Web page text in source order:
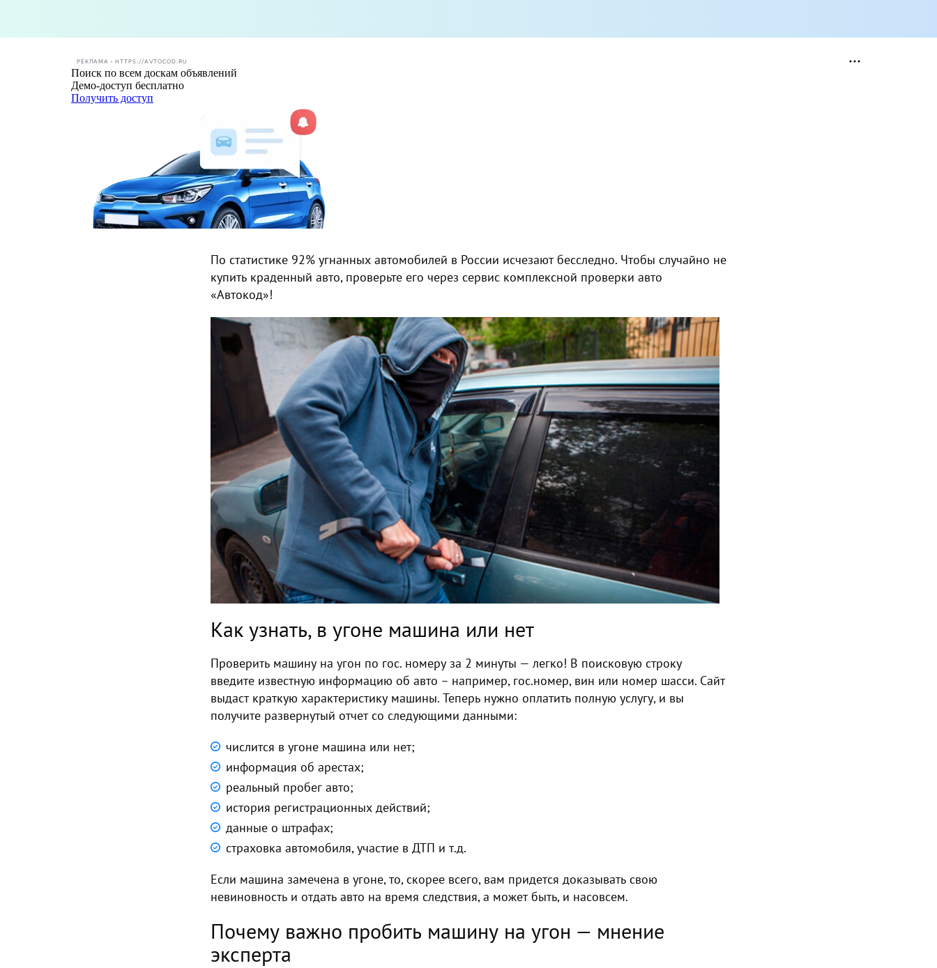
РЕКЛАМА • HTTPS://AVTOCOD.RU
По статистике 92% угнанных автомобилей в России исчезают бесследно. Чтобы случайно не
купить краденный авто, проверьте его через сервис комплексной проверки авто
«Автокод»!
Как узнать, в угоне машина или нет
Проверить машину на угон по гос. номеру за 2 минуты — легко! В поисковую строку
введите известную информацию об авто – например, гос.номер, вин или номер шасси. Сайт
выдаст краткую характеристику машины. Теперь нужно оплатить полную услугу, и вы
получите развернутый отчет со следующими данными:
числится в угоне машина или нет;
информация об арестах;
реальный пробег авто;
история регистрационных действий;
данные о штрафах;
страховка автомобиля, участие в ДТП и т.д.
Если машина замечена в угоне, то, скорее всего, вам придется доказывать свою
невиновность и отдать авто на время следствия, а может быть, и насовсем.
Почему важно пробить машину на угон — мнение
эксперта